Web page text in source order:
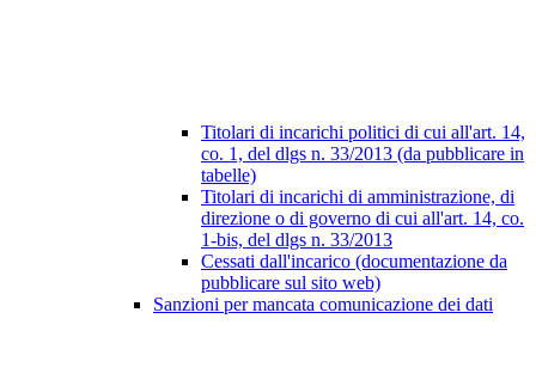
Titolari di incarichi politici di cui all'art. 14,
co. 1, del dlgs n. 33/2013 (da pubblicare in
tabelle)
Titolari di incarichi di amministrazione, di
direzione o di governo di cui all'art. 14, co.
1-bis, del dlgs n. 33/2013
Cessati dall'incarico (documentazione da
pubblicare sul sito web)
Sanzioni per mancata comunicazione dei dati